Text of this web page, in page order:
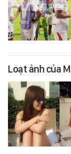
Loạt ảnh của